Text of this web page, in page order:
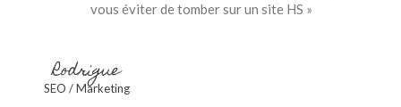
vous éviter de tomber sur un site HS »
Rodrigue
SEO / Marketing